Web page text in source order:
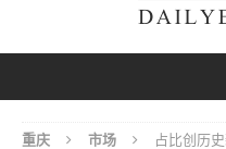
重庆 市场 占比创历